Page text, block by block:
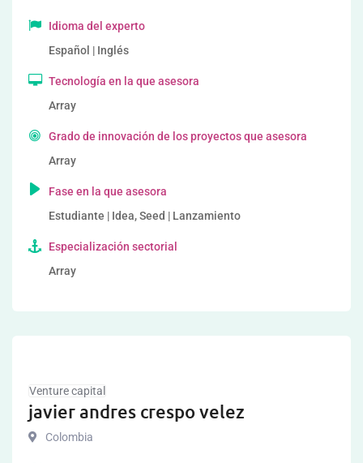
Idioma del experto
Español | Inglés
Tecnología en la que asesora
Array
Grado de innovación de los proyectos que asesora
Array
Fase en la que asesora
Estudiante | Idea, Seed | Lanzamiento
Especialización sectorial
Array
Venture capital
javier andres crespo velez
Colombia